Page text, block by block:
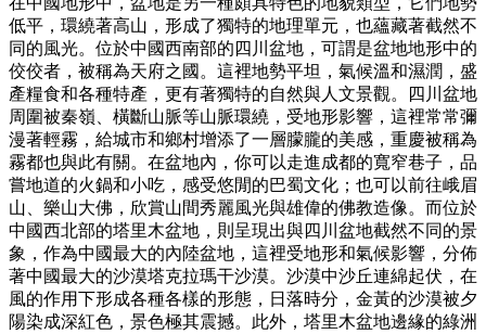
低平，環繞著高山，形成了獨特的地理單元，也蘊藏著截然不
同的風光。位於中國西南部的四川盆地，可謂是盆地地形中的
佼佼者，被稱為天府之國。這裡地勢平坦，氣候溫和濕潤，盛
產糧食和各種特產，更有著獨特的自然與人文景觀。四川盆地
周圍被秦嶺、橫斷山脈等山脈環繞，受地形影響，這裡常常彌
漫著輕霧，給城市和鄉村增添了一層朦朧的美感，重慶被稱為
霧都也與此有關。在盆地內，你可以走進成都的寬窄巷子，品
嘗地道的火鍋和小吃，感受悠閒的巴蜀文化；也可以前往峨眉
山、樂山大佛，欣賞山間秀麗風光與雄偉的佛教造像。而位於
中國西北部的塔里木盆地，則呈現出與四川盆地截然不同的景
象，作為中國最大的內陸盆地，這裡受地形和氣候影響，分佈
著中國最大的沙漠塔克拉瑪干沙漠。沙漠中沙丘連綿起伏，在
風的作用下形成各種各樣的形態，日落時分，金黃的沙漠被夕
陽染成深紅色，景色極其震撼。此外，塔里木盆地邊緣的綠洲